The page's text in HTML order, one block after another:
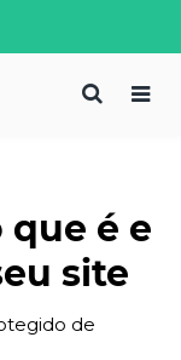
que é e
site
de